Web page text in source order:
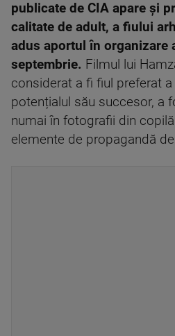
publicate de CIA apare și
calitate de adult, a fiului
adus aportul în organizare
septembrie. Filmul lui
considerat a fi fiul preferat a
potențialul său succesor, a
numai în fotografii din
elemente de propagandă